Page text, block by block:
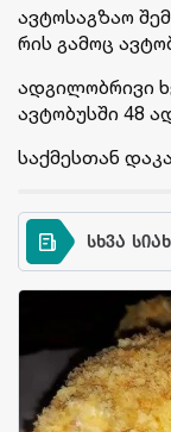
ავტოსაგზაო
რის გამოც
ადგილობრივი
ავტობუსში 48
საქმესთან
სხვა